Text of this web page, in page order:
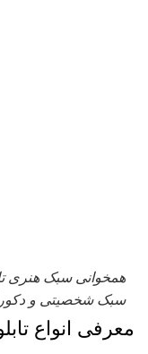
همخوانی سبک هنری
سبک شخصیتی و
معرفی انواع